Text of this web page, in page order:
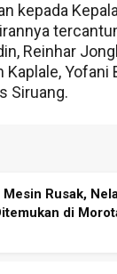
kepada
Reinhar
Yofani
Siruang.
Rusak,
di